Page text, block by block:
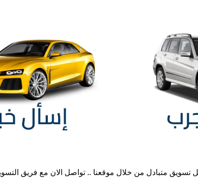
تسويق متبادل من خلال موقعنا .. تواصل الان مع فريق